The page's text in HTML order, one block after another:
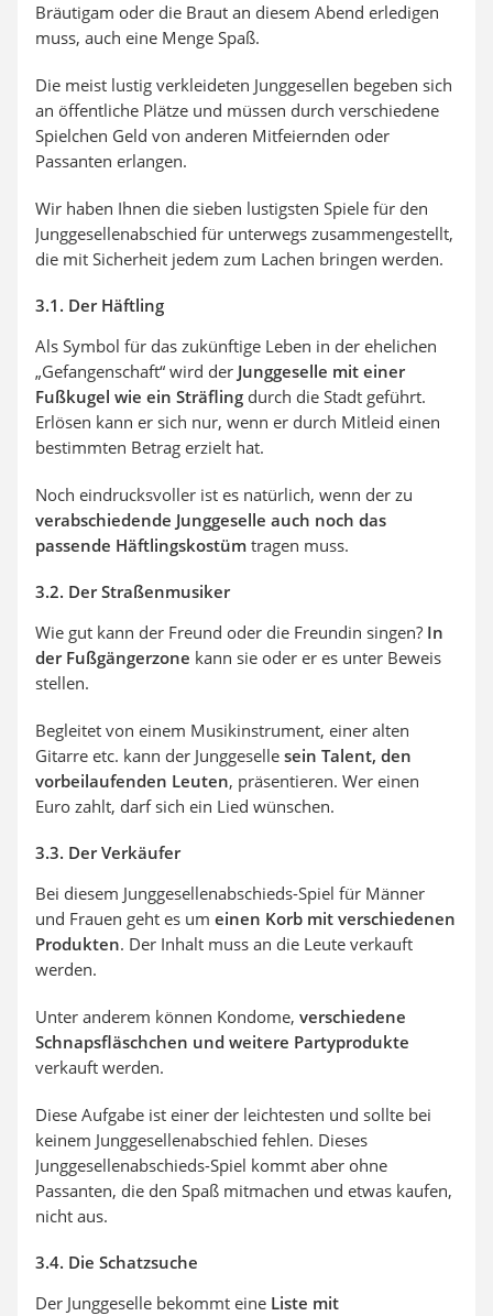
Bräutigam oder die Braut an diesem Abend erledigen
muss, auch eine Menge Spaß.
Die meist lustig verkleideten Junggesellen begeben sich
an öffentliche Plätze und müssen durch verschiedene
Spielchen Geld von anderen Mitfeiernden oder
Passanten erlangen.
Wir haben Ihnen die sieben lustigsten Spiele für den
Junggesellenabschied für unterwegs zusammengestellt,
die mit Sicherheit jedem zum Lachen bringen werden.
3.1. Der Häftling
Als Symbol für das zukünftige Leben in der ehelichen
„Gefangenschaft“ wird der Junggeselle mit einer
Fußkugel wie ein Sträfling durch die Stadt geführt.
Erlösen kann er sich nur, wenn er durch Mitleid einen
bestimmten Betrag erzielt hat.
Noch eindrucksvoller ist es natürlich, wenn der zu
verabschiedende Junggeselle auch noch das
passende Häftlingskostüm tragen muss.
3.2. Der Straßenmusiker
Wie gut kann der Freund oder die Freundin singen? In
der Fußgängerzone kann sie oder er es unter Beweis
stellen.
Begleitet von einem Musikinstrument, einer alten
Gitarre etc. kann der Junggeselle sein Talent, den
vorbeilaufenden Leuten, präsentieren. Wer einen
Euro zahlt, darf sich ein Lied wünschen.
3.3. Der Verkäufer
Bei diesem Junggesellenabschieds-Spiel für Männer
und Frauen geht es um einen Korb mit verschiedenen
Produkten. Der Inhalt muss an die Leute verkauft
werden.
Unter anderem können Kondome, verschiedene
Schnapsfläschchen und weitere Partyprodukte
verkauft werden.
Diese Aufgabe ist einer der leichtesten und sollte bei
keinem Junggesellenabschied fehlen. Dieses
Junggesellenabschieds-Spiel kommt aber ohne
Passanten, die den Spaß mitmachen und etwas kaufen,
nicht aus.
3.4. Die Schatzsuche
Der Junggeselle bekommt eine Liste mit